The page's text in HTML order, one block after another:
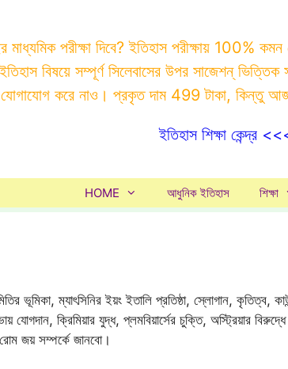
মাধ্যমিক পরীক্ষা দিবে? ইতিহাস পরীক্ষায় 100%
ইতিহাস বিষয়ে সম্পূর্ণ সিলেবাসের উপর সাজেশন্
যোগাযোগ করে নাও। প্রকৃত দাম 499 টাকা, কিন্তু
ইতিহাস শিক্ষা
HOME আধুনিক ইতিহাস শিক্ষা
ভূমিকা, ম্যাৎসিনির ইয়ং ইতালি প্রতিষ্ঠা, স্লোগান, কৃতিত্ব,
যোগদান, ক্রিমিয়ার যুদ্ধ, প্লমবিয়ার্সের চুক্তি, অস্ট্রিয়ার
জয় সম্পর্কে জানবো।